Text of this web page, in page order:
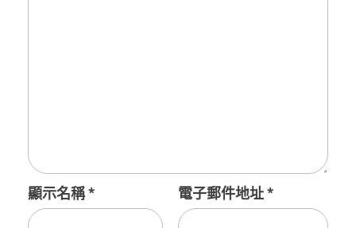
顯示名稱* 電子郵件地址*